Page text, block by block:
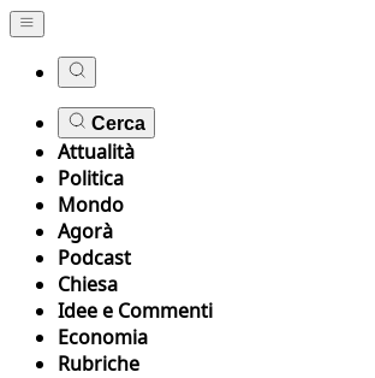
Cerca
Attualità
Politica
Mondo
Agorà
Podcast
Chiesa
Idee e Commenti
Economia
Rubriche